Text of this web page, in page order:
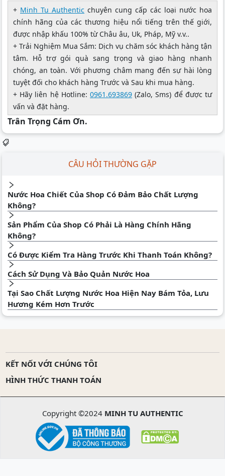
+ Minh Tu Authentic chuyên cung cấp các loại nước hoa
chính hãng của các thương hiệu nổi tiếng trên thế giới,
được nhập khấu 100% từ Châu âu, Uk, Pháp, Mỹ v.v..
+ Trải Nghiệm Mua Sắm: Dịch vụ chăm sóc khách hàng tận
tâm. Hỗ trợ gói quà sang trọng và giao hàng nhanh
chóng, an toàn. Với phương châm mang đến sự hài lòng
tuyệt đối cho khách hàng Trước và Sau khi mua hàng.
+ Hãy liên hệ Hotline: 0961.693869 (Zalo, Sms) để được tư
vấn và đặt hàng.
Trân Trọng Cám Ơn.
CÂU HỎI THƯỜNG GẶP
Nước Hoa Chiết Của Shop Có Đảm Bảo Chất Lượng
Không?
Sản Phẩm Của Shop Có Phải Là Hàng Chính Hãng
Không?
Có Được Kiểm Tra Hàng Trước Khi Thanh Toán Không?
Cách Sử Dụng Và Bảo Quản Nước Hoa
Tại Sao Chất Lượng Nước Hoa Hiện Nay Bám Tỏa, Lưu
Hương Kém Hơn Trước
KẾT NỐI VỚI CHÚNG TÔI
HÌNH THỨC THANH TOÁN
Copyright ©2024 MINH TU AUTHENTIC